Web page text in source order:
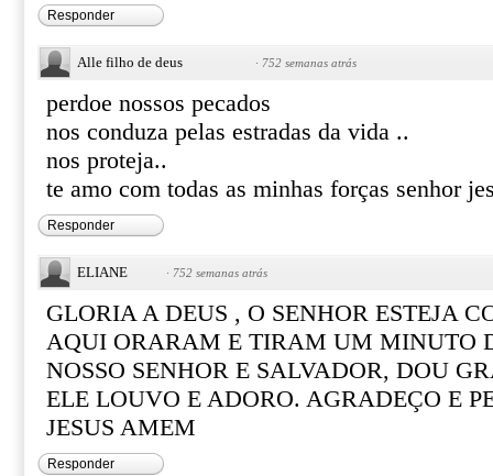
Responder
Alle filho de deus · 752 semanas atrás
perdoe nossos pecados
nos conduza pelas estradas da vida ..
nos proteja..
te amo com todas as minhas forças senhor
Responder
ELIANE · 752 semanas atrás
GLORIA A DEUS , O SENHOR ESTEJA
AQUI ORARAM E TIRAM UM MINUTO
NOSSO SENHOR E SALVADOR, DOU
ELE LOUVO E ADORO. AGRADEÇO E
JESUS AMEM
Responder